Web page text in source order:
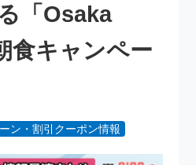
「Osaka
食キャンペー
ン・割引クーポン情報